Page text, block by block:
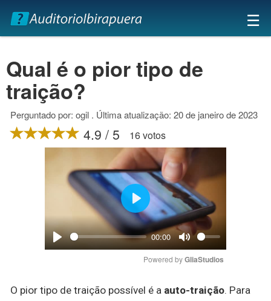
×
☰
Qual é o pior tipo de
traição?
Perguntado por: ogil . Última atualização: 20 de janeiro de 2023
4.9 / 5 16 votos
Play
00:00
Mute
Play
Powered by GliaStudios
O pior tipo de traição possível é a auto-traição. Para